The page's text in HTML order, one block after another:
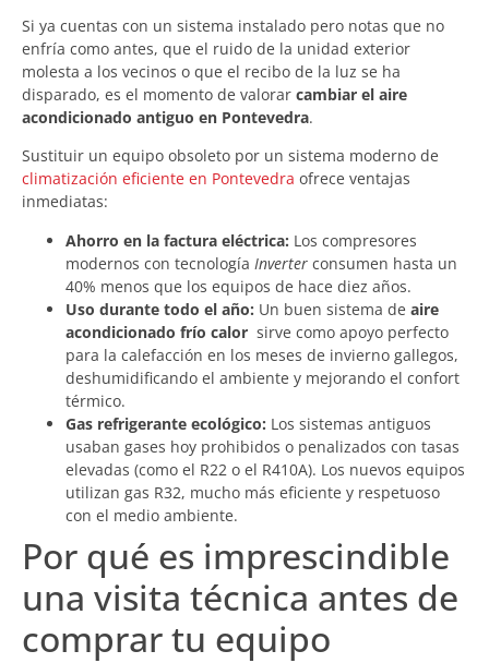
Si ya cuentas con un sistema instalado pero notas que no
enfría como antes, que el ruido de la unidad exterior
molesta a los vecinos o que el recibo de la luz se ha
disparado, es el momento de valorar cambiar el aire
acondicionado antiguo en Pontevedra.
Sustituir un equipo obsoleto por un sistema moderno de
climatización eficiente en Pontevedra ofrece ventajas
inmediatas:
Ahorro en la factura eléctrica: Los compresores
modernos con tecnología Inverter consumen hasta un
40% menos que los equipos de hace diez años.
Uso durante todo el año: Un buen sistema de aire
acondicionado frío calor sirve como apoyo perfecto
para la calefacción en los meses de invierno gallegos,
deshumidificando el ambiente y mejorando el confort
térmico.
Gas refrigerante ecológico: Los sistemas antiguos
usaban gases hoy prohibidos o penalizados con tasas
elevadas (como el R22 o el R410A). Los nuevos equipos
utilizan gas R32, mucho más eficiente y respetuoso
con el medio ambiente.
Por qué es imprescindible
una visita técnica antes de
comprar tu equipo